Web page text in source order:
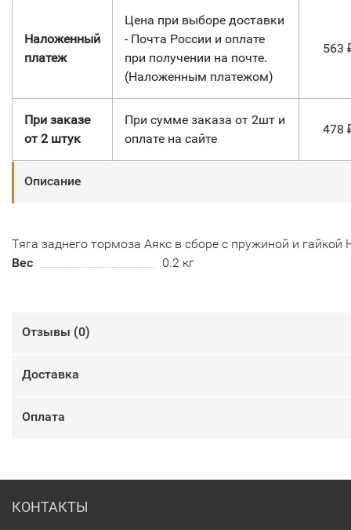
Наложенный
платеж
Цена при выборе доставки
- Почта России и оплате
при получении на почте.
(Наложенным платежом)
563
При заказе
от 2 штук
При сумме заказа от 2шт и
оплате на сайте
478
Описание
Тяга заднего тормоза Аякс в сборе с пружиной и гайкой
Вес
0.2 кг
Отзывы (0)
Доставка
Оплата
КОНТАКТЫ